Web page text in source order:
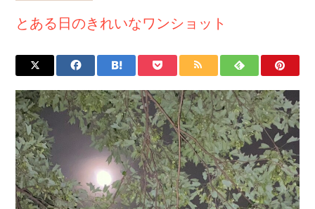
とある日のきれいなワンショット